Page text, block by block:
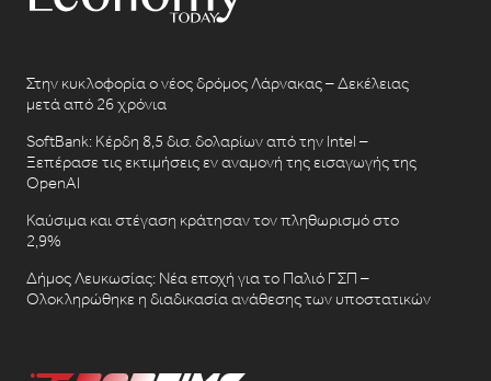
Στην κυκλοφορία ο νέος δρόμος Λάρνακας – Δεκέλειας
μετά από 26 χρόνια
SoftBank: Κέρδη 8,5 δισ. δολαρίων από την Intel –
Ξεπέρασε τις εκτιμήσεις εν αναμονή της εισαγωγής της
OpenAI
Καύσιμα και στέγαση κράτησαν τον πληθωρισμό στο
2,9%
Δήμος Λευκωσίας: Νέα εποχή για το Παλιό ΓΣΠ –
Ολοκληρώθηκε η διαδικασία ανάθεσης των υποστατικών